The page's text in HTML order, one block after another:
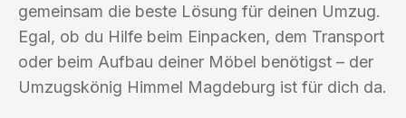
gemeinsam die beste Lösung für deinen Umzug.
Egal, ob du Hilfe beim Einpacken, dem Transport
oder beim Aufbau deiner Möbel benötigst – der
Umzugskönig Himmel Magdeburg ist für dich da.